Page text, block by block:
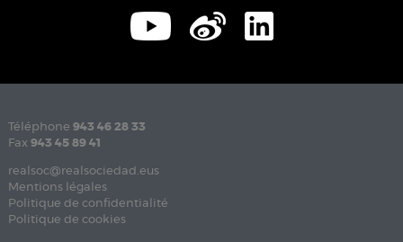
Téléphone 943 46 28 33
Fax 943 45 89 41
realsoc@realsociedad.eus
Mentions légales
Politique de confidentialité
Politique de cookies